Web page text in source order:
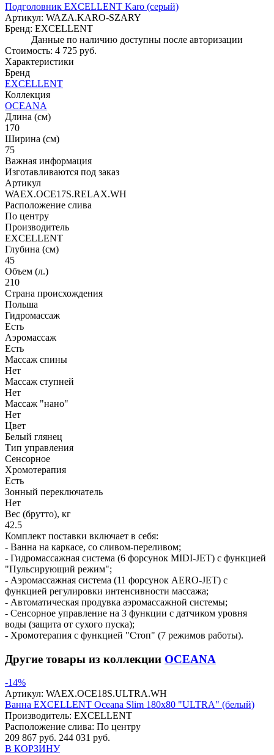
Подголовник EXCELLENT Karo (серый)
Артикул: WAZA.KARO-SZARY
Бренд: EXCELLENT
Данные по наличию доступны после авторизации
Стоимость: 4 725 руб.
Характеристики
Бренд
EXCELLENT
Коллекция
OCEANA
Длина (см)
170
Ширина (см)
75
Важная информация
Изготавливаются под заказ
Артикул
WAEX.OCE17S.RELAX.WH
Расположение слива
По центру
Производитель
EXCELLENT
Глубина (см)
45
Объем (л.)
210
Страна происхождения
Польша
Гидромассаж
Есть
Аэромассаж
Есть
Массаж спины
Нет
Массаж ступней
Нет
Массаж "нано"
Нет
Цвет
Белый глянец
Тип управления
Сенсорное
Хромотерапия
Есть
Зонный переключатель
Нет
Вес (брутто), кг
42.5
Комплект поставки включает в себя:
- Ванна на каркасе, со сливом-переливом;
- Гидромассажная система (6 форсунок MIDI-JET) с функцией
"Пульсирующий режим";
- Аэромассажная система (11 форсунок AERO-JET) с
функцией регулировки интенсивности массажа;
- Автоматическая продувка аэромассажной системы;
- Сенсорное управление на 3 функции с датчиком уровня
воды (защита от сухого пуска);
- Хромотерапия с функцией "Стоп" (7 режимов работы).
Другие товары из коллекции OCEANA
-14%
Артикул: WAEX.OCE18S.ULTRA.WH
Ванна EXCELLENT Oceana Slim 180x80 "ULTRA" (белый)
Производитель: EXCELLENT
Расположение слива: По центру
209 867 руб. 244 031 руб.
В КОРЗИНУ